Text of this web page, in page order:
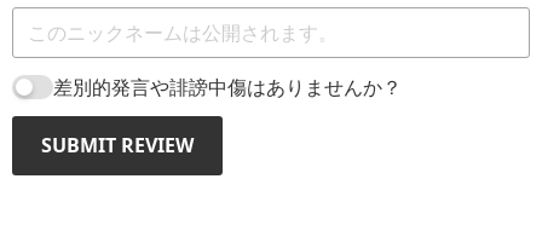
差別的発言や誹謗中傷はありませんか？
SUBMIT REVIEW